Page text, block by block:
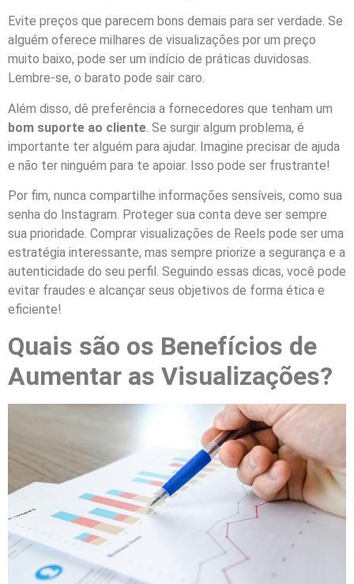
Evite preços que parecem bons demais para ser verdade. Se
alguém oferece milhares de visualizações por um preço
muito baixo, pode ser um indício de práticas duvidosas.
Lembre-se, o barato pode sair caro.
Além disso, dê preferência a fornecedores que tenham um
bom suporte ao cliente . Se surgir algum problema, é
importante ter alguém para ajudar. Imagine precisar de ajuda
e não ter ninguém para te apoiar. Isso pode ser frustrante!
Por fim, nunca compartilhe informações sensíveis, como sua
senha do Instagram. Proteger sua conta deve ser sempre
sua prioridade. Comprar visualizações de Reels pode ser uma
estratégia interessante, mas sempre priorize a segurança e a
autenticidade do seu perfil. Seguindo essas dicas, você pode
evitar fraudes e alcançar seus objetivos de forma ética e
eficiente!
Quais são os Benefícios de
Aumentar as Visualizações?